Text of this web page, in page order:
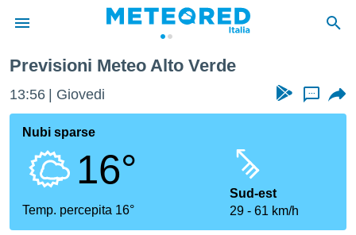
di
per
le
di
Previsioni Meteo Alto Verde
13:56 Giovedi ...
Nubi sparse
16°
Temp. percepita 16°
Sud-est
29
61 km/h